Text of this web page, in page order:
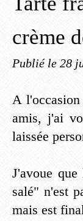
crème
Publié le 28
A
amis, j'ai
laissée
J'avoue
salé" n'est
mais est